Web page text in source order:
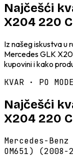
Najčešći
X204 220
Iz našeg iskustva u
Mercedes GLK
kupovini i kako
KVAR · PO
Najčešći
X204 220
Mercedes-
OM651) (2008-